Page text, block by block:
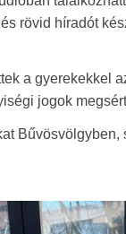
rövid híradót
a gyerekekkel
jogok